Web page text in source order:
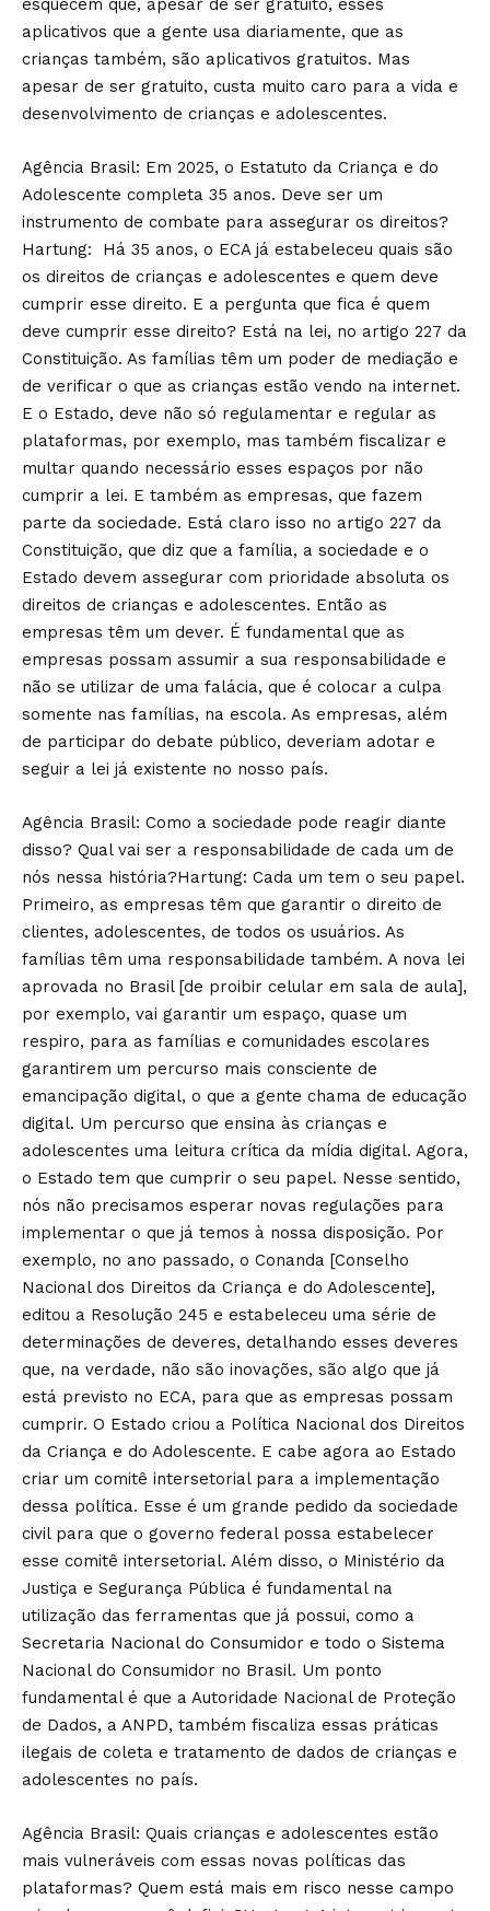
esquecem que, apesar de ser gratuito, esses
aplicativos que a gente usa diariamente, que as
crianças também, são aplicativos gratuitos. Mas
apesar de ser gratuito, custa muito caro para a vida e
desenvolvimento de crianças e adolescentes.
Agência Brasil: Em 2025, o Estatuto da Criança e do
Adolescente completa 35 anos. Deve ser um
instrumento de combate para assegurar os direitos?
Hartung: Há 35 anos, o ECA já estabeleceu quais são
os direitos de crianças e adolescentes e quem deve
cumprir esse direito. E a pergunta que fica é quem
deve cumprir esse direito? Está na lei, no artigo 227 da
Constituição. As famílias têm um poder de mediação e
de verificar o que as crianças estão vendo na internet.
E o Estado, deve não só regulamentar e regular as
plataformas, por exemplo, mas também fiscalizar e
multar quando necessário esses espaços por não
cumprir a lei. E também as empresas, que fazem
parte da sociedade. Está claro isso no artigo 227 da
Constituição, que diz que a família, a sociedade e o
Estado devem assegurar com prioridade absoluta os
direitos de crianças e adolescentes. Então as
empresas têm um dever. É fundamental que as
empresas possam assumir a sua responsabilidade e
não se utilizar de uma falácia, que é colocar a culpa
somente nas famílias, na escola. As empresas, além
de participar do debate público, deveriam adotar e
seguir a lei já existente no nosso país.
Agência Brasil: Como a sociedade pode reagir diante
disso? Qual vai ser a responsabilidade de cada um de
nós nessa história?Hartung: Cada um tem o seu papel.
Primeiro, as empresas têm que garantir o direito de
clientes, adolescentes, de todos os usuários. As
famílias têm uma responsabilidade também. A nova lei
aprovada no Brasil [de proibir celular em sala de aula],
por exemplo, vai garantir um espaço, quase um
respiro, para as famílias e comunidades escolares
garantirem um percurso mais consciente de
emancipação digital, o que a gente chama de educação
digital. Um percurso que ensina às crianças e
adolescentes uma leitura crítica da mídia digital. Agora,
o Estado tem que cumprir o seu papel. Nesse sentido,
nós não precisamos esperar novas regulações para
implementar o que já temos à nossa disposição. Por
exemplo, no ano passado, o Conanda [Conselho
Nacional dos Direitos da Criança e do Adolescente],
editou a Resolução 245 e estabeleceu uma série de
determinações de deveres, detalhando esses deveres
que, na verdade, não são inovações, são algo que já
está previsto no ECA, para que as empresas possam
cumprir. O Estado criou a Política Nacional dos Direitos
da Criança e do Adolescente. E cabe agora ao Estado
criar um comitê intersetorial para a implementação
dessa política. Esse é um grande pedido da sociedade
civil para que o governo federal possa estabelecer
esse comitê intersetorial. Além disso, o Ministério da
Justiça e Segurança Pública é fundamental na
utilização das ferramentas que já possui, como a
Secretaria Nacional do Consumidor e todo o Sistema
Nacional do Consumidor no Brasil. Um ponto
fundamental é que a Autoridade Nacional de Proteção
de Dados, a ANPD, também fiscaliza essas práticas
ilegais de coleta e tratamento de dados de crianças e
adolescentes no país.
Agência Brasil: Quais crianças e adolescentes estão
mais vulneráveis com essas novas políticas das
plataformas? Quem está mais em risco nesse campo